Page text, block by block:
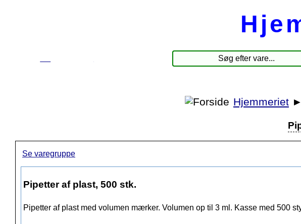
Hjemmeriet ►
Se varegruppe
Pipetter af plast, 500 stk.
Pipetter af plast med volumen mærker. Volumen op til 3 ml. Kasse med 500